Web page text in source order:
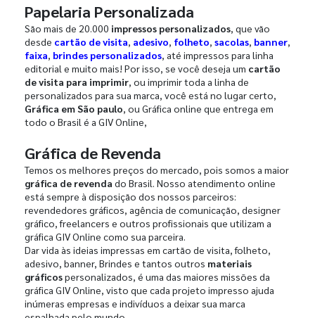
Papelaria Personalizada
São mais de 20.000 impressos personalizados, que vão
desde cartão de visita, adesivo, folheto, sacolas, banner,
faixa, brindes personalizados, até impressos para linha
editorial e muito mais! Por isso, se você deseja um cartão
de visita para imprimir, ou imprimir toda a linha de
personalizados para sua marca, você está no lugar certo,
Gráfica em São paulo, ou Gráfica online que entrega em
todo o Brasil é a GIV Online,
Gráfica de Revenda
Temos os melhores preços do mercado, pois somos a maior
gráfica de revenda do Brasil. Nosso atendimento online
está sempre à disposição dos nossos parceiros:
revendedores gráficos, agência de comunicação, designer
gráfico, freelancers e outros profissionais que utilizam a
gráfica GIV Online como sua parceira.
Dar vida às ideias impressas em cartão de visita, folheto,
adesivo, banner, Brindes e tantos outros materiais
gráficospersonalizados, é uma das maiores missões da
gráfica GIV Online, visto que cada projeto impresso ajuda
inúmeras empresas e indivíduos a deixar sua marca